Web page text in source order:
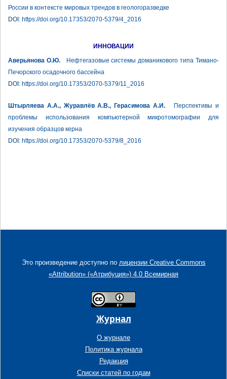
России в контексте мировых трендов в геологоразведке
DOI: https://doi.org/10.17353/2070-5379/4_2016
ИННОВАЦИИ
Аверьянова О.Ю.Нефтегазовые системы доманикового типа Тимано-
Печорского осадочного бассейна
DOI: https://doi.org/10.17353/2070-5379/11_2016
Штырляева А.А., Журавлёв А.В., Герасимова А.И.Перспективы и
проблемы использования компьютерной микротомографии для
изучения образцов керна
DOI: https://doi.org/10.17353/2070-5379/8_2016
Это произведение доступно по лицензии Creative Commons
«Attribution» («Атрибуция») 4.0 Всемирная
Журнал
О журнале
Политика журнала
Редакция
Списки статей по годам